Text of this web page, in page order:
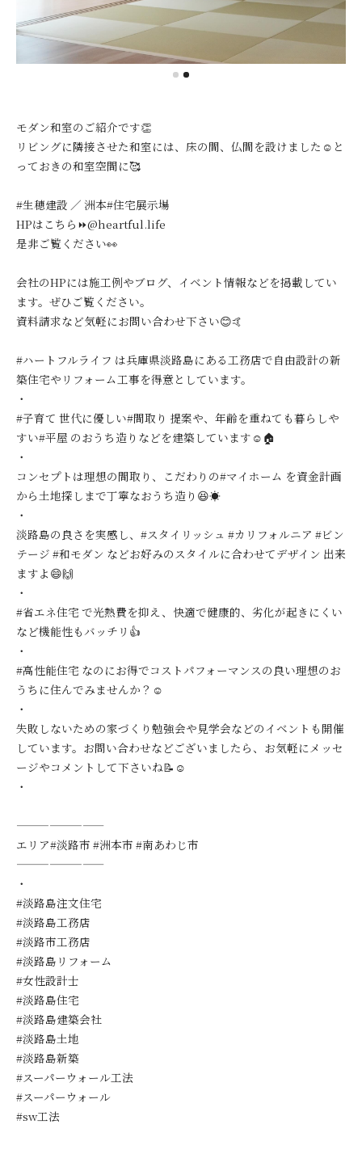
モダン和室のご紹介です👏
リビングに隣接させた和室には、床の間、仏間を設けました☺️と
っておきの和室空間に🥰
#生穂建設 ／ 洲本#住宅展示場
HPはこちら⏩@heartful.life
是非ご覧ください👀
会社のHPには施工例やブログ、イベント情報などを掲載してい
ます。ぜひご覧ください。
資料請求など気軽にお問い合わせ下さい😊🤙
#ハートフルライフ は兵庫県淡路島にある工務店で自由設計の新
築住宅やリフォーム工事を得意としています。
・
#子育て 世代に優しい#間取り 提案や、年齢を重ねても暮らしや
すい#平屋 のおうち造りなどを建築しています☺️🏠
・
コンセプトは理想の間取り、こだわりの#マイホーム を資金計画
から土地探しまで丁寧なおうち造り😆☀️
・
淡路島の良さを実感し、#スタイリッシュ #カリフォルニア #ビン
テージ #和モダン などお好みのスタイルに合わせてデザイン 出来
ますよ😄🙌
・
#省エネ住宅 で光熱費を抑え、快適で健康的、劣化が起きにくい
など機能性もバッチリ👍
・
#高性能住宅 なのにお得でコストパフォーマンスの良い理想のお
うちに住んでみませんか？☺️
・
失敗しないための家づくり勉強会や見学会などのイベントも開催
しています。お問い合わせなどございましたら、お気軽にメッセ
ージやコメントして下さいね📝☺️
・
————————
エリア#淡路市 #洲本市 #南あわじ市
————————
・
#淡路島注文住宅
#淡路島工務店
#淡路市工務店
#淡路島リフォーム
#女性設計士
#淡路島住宅
#淡路島建築会社
#淡路島土地
#淡路島新築
#スーパーウォール工法
#スーパーウォール
#sw工法